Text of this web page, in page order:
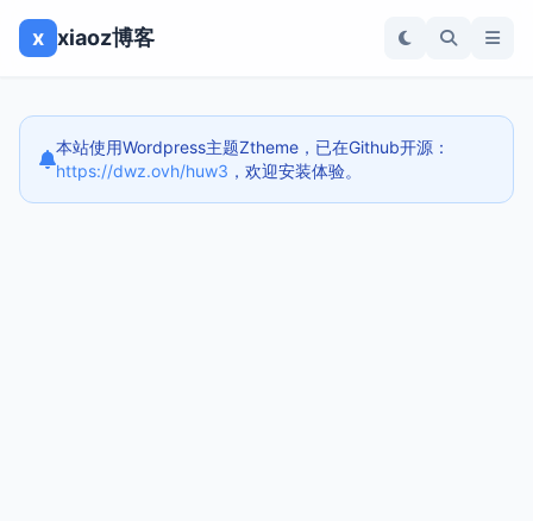
x xiaoz博客
本站使用Wordpress主题Ztheme，已在Github开源：
https://dwz.ovh/huw3 ，欢迎安装体验。